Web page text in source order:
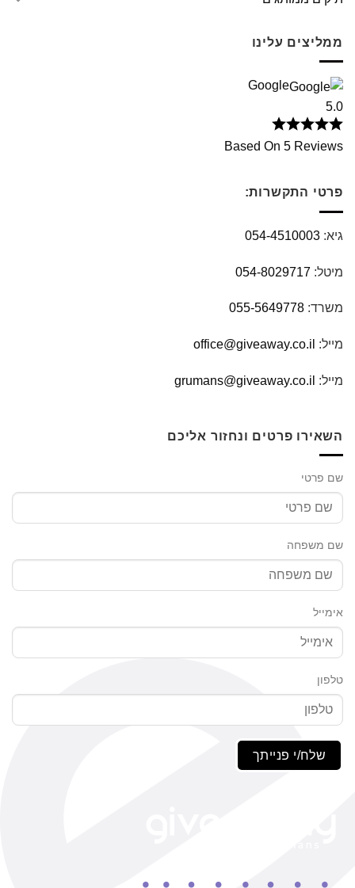
ממליצים עלינו
Google
5.0
Based On 5 Reviews
פרטי התקשרות:
גיא: 054-4510003
מיטל: 054-8029717
משרד: 055-5649778
מייל: office@giveaway.co.il
מייל: grumans@giveaway.co.il
השאירו פרטים ונחזור אליכם
שם פרטי
שם משפחה
אימייל
טלפון
שלח/י פנייתך